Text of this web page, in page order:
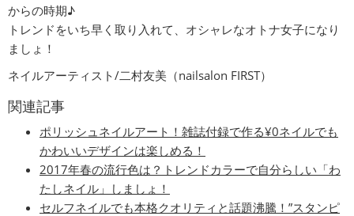
からの時期♪
トレンドをいち早く取り入れて、オシャレなオトナ女子になり
ましょ！
ネイルアーティスト/二村友美（nailsalon FIRST）
関連記事
ポリッシュネイルアート！雑誌付録で作る¥0ネイルでも
かわいいデザインは楽しめる！
2017年春の流行色は？トレンドカラーで自分らしい「わ
たしネイル」しましょ！
セルフネイルでも本格クオリティと話題沸騰！”スタンピ